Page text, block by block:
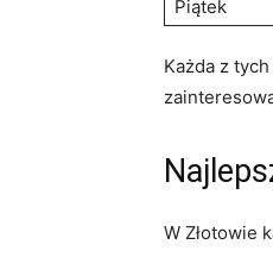
Piątek
Każda z
W Złotowie